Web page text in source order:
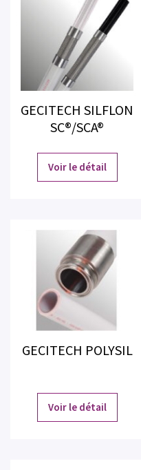
GECITECH SILFLON
SC®/SCA®
Voir le détail
GECITECH POLYSIL
Voir le détail